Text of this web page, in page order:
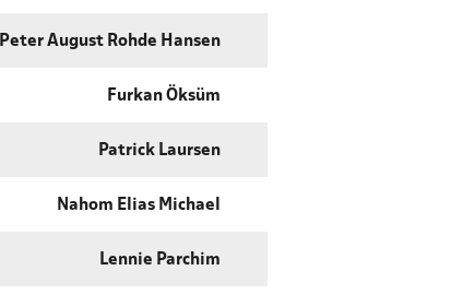
Peter August Rohde Hansen
Furkan Öksüm
Patrick Laursen
Nahom Elias Michael
Lennie Parchim